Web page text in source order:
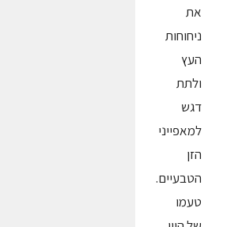
את
ניחוחות
העץ
ולתת
דגש
למאפייני
הזן
הטבעיים.
טעמו